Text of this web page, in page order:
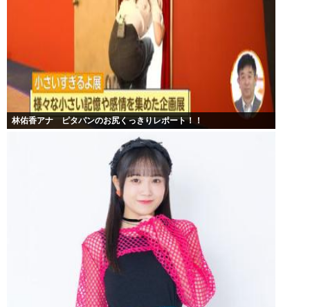
林佑香アナ ピタパンのお尻くっきりレポート！！